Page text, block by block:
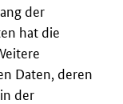
der
hat die
Daten, deren
der